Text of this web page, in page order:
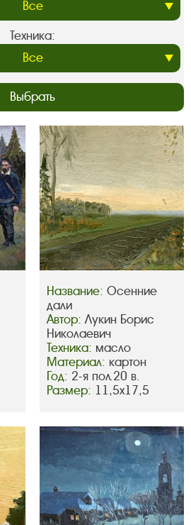
Техника:
Выбрать
Название: Осенние
дали
Автор: Лукин Борис
Николаевич
Техника: масло
Материал: картон
Год: 2-я пол.20 в.
Размер: 11,5х17,5